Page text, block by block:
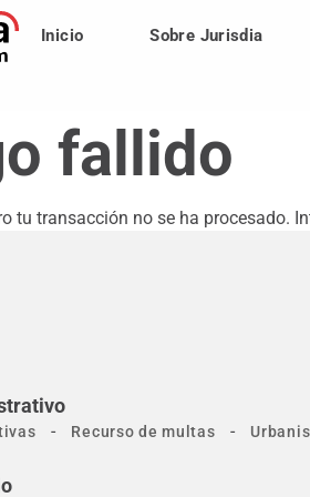
Inicio Sobre Jurisdia
fallido
tu transacción no se ha procesado.
- Recurso de multas -